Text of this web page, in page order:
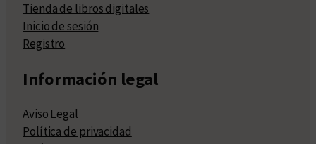
Tienda de libros digitales
Inicio de sesión
Registro
Información legal
Aviso Legal
Política de privacidad